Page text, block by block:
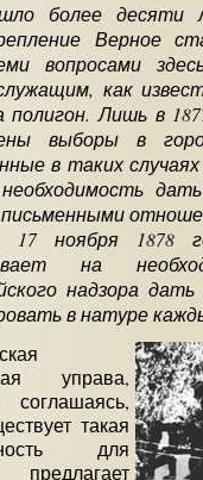
более десяти
Верное
вопросами
как
полигон. Лишь в
выборы в
в таких
необходимость
17 ноября 1878
на
надзора
в натуре
управа,
соглашаясь,
такая
для
предлагает